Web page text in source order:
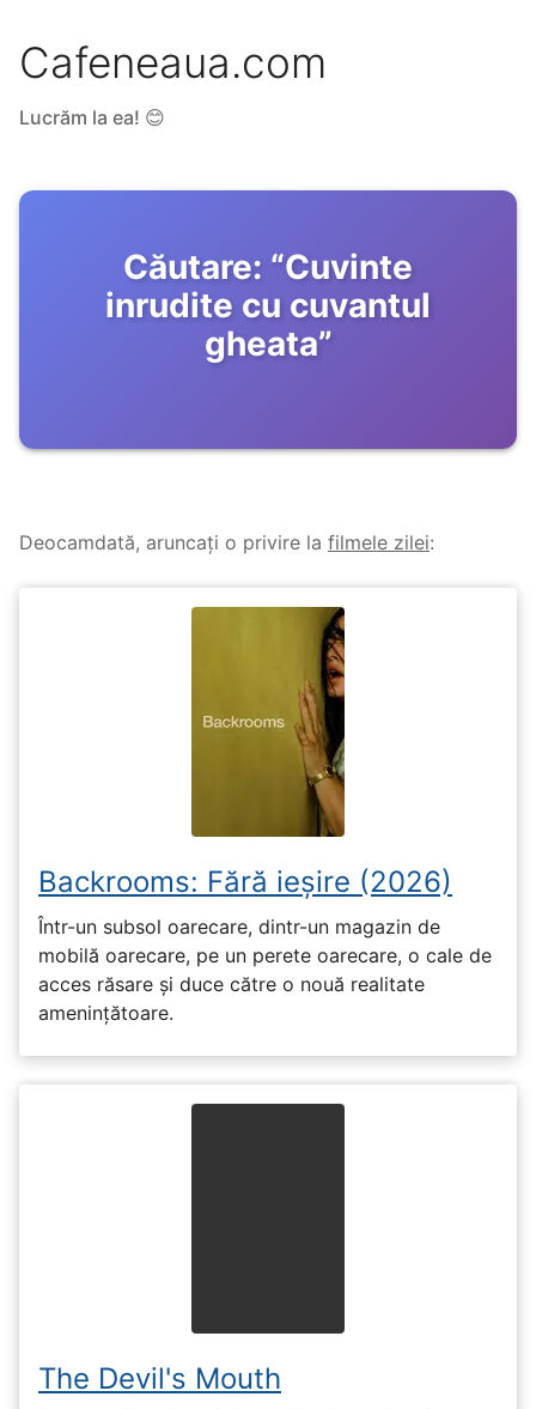
Cafeneaua.com
Lucrăm la ea! 😊
Căutare: “Cuvinte
inrudite cu cuvantul
gheata”
Deocamdată, aruncați o privire la filmele zilei:
Backrooms: Fără ieșire (2026)
Într-un subsol oarecare, dintr-un magazin de
mobilă oarecare, pe un perete oarecare, o cale de
acces răsare și duce către o nouă realitate
amenințătoare.
The Devil's Mouth